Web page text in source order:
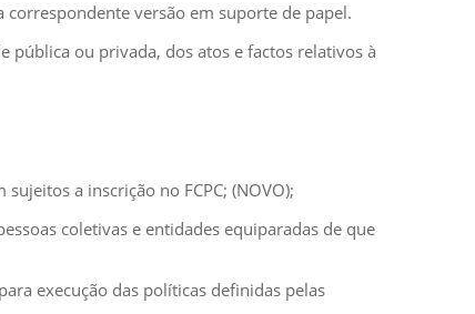
versão em suporte de papel.
pública ou privada, dos atos e factos relativos à
a inscrição no FCPC; (NOVO);
coletivas e entidades equiparadas de que
execução das políticas definidas pelas